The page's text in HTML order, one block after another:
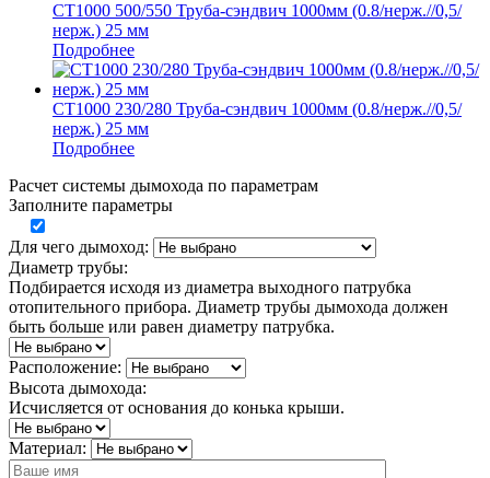
СТ1000 500/550 Труба-сэндвич 1000мм (0.8/нерж.//0,5/
нерж.) 25 мм
Подробнее
СТ1000 230/280 Труба-сэндвич 1000мм (0.8/нерж.//0,5/
нерж.) 25 мм
Подробнее
Расчет системы дымохода по параметрам
Заполните параметры
Для чего дымоход:
Диаметр трубы:
Подбирается исходя из диаметра выходного патрубка
отопительного прибора. Диаметр трубы дымохода должен
быть больше или равен диаметру патрубка.
Расположение:
Высота дымохода:
Исчисляется от основания до конька крыши.
Материал: